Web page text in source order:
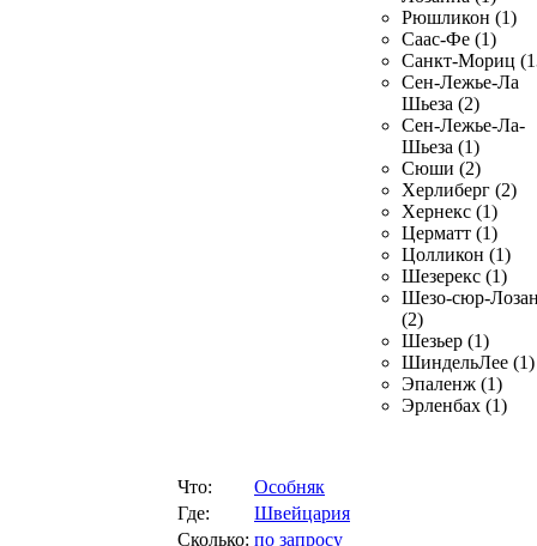
Рюшликон (1)
Саас-Фе (1)
Санкт-Мориц
Сен-Лежье-Ла
Шьеза (2)
Сен-Лежье-Ла-
Шьеза (1)
Сюши (2)
Херлиберг (2)
Хернекс (1)
Церматт (1)
Цолликон (1)
Шезерекс (1)
Шезо-сюр-
(2)
Шезьер (1)
ШиндельЛее (1)
Эпаленж (1)
Эрленбах (1)
Что:
Особняк
Где:
Швейцария
Сколько: по запросу